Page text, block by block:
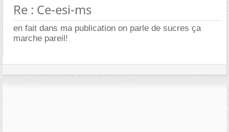
Re : Ce-esi-ms
en fait dans ma publication on parle de sucres ça
marche pareil!